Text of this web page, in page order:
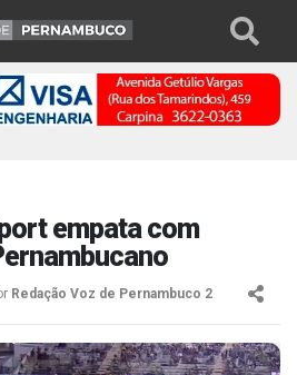
empata com
Redação Voz de Pernambuco 2